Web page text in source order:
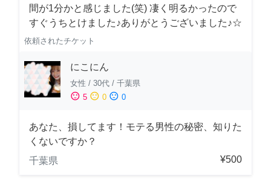
間が1分かと感じました(笑) 凄く明るかったので
すぐうちとけました♪ありがとうございました♪☆
依頼されたチケット
にこにん
女性 / 30代 / 千葉県
sentiment_satisfied 5 sentiment_neutral 0 sentiment_dissatisfied 0
あなた、損してます！モテる男性の秘密、知りた
くないですか？
千葉県
¥500